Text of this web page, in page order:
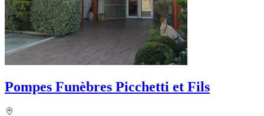
Pompes Funèbres Picchetti et Fils